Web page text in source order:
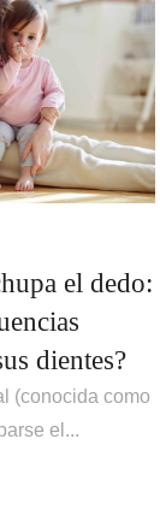
el dedo:
dientes?
(conocida como
el...